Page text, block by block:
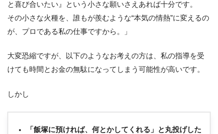
と喜び合いたい』という小さな願いさえあれば十分です。
その小さな火種を、誰もが羨むような“本気の情熱”に変えるの
が、プロである私の仕事ですから。」
大変恐縮ですが、以下のようなお考えの方は、私の指導を受
けても時間とお金の無駄になってしまう可能性が高いです。
しかし
「飯塚に預ければ、何とかしてくれる」と丸投げした